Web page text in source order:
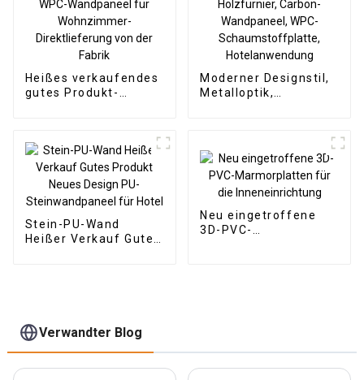
Heißes verkaufendes
gutes Produkt-
Direktlieferung von
der Fabrik
Moderner Designstil,
Metalloptik,
Schaumstoffplatte,
Hotelanwendung
Stein-PU-Wand
Heißer Verkauf Gutes
Neu eingetroffene
3D-PVC-
Verwandter Blog